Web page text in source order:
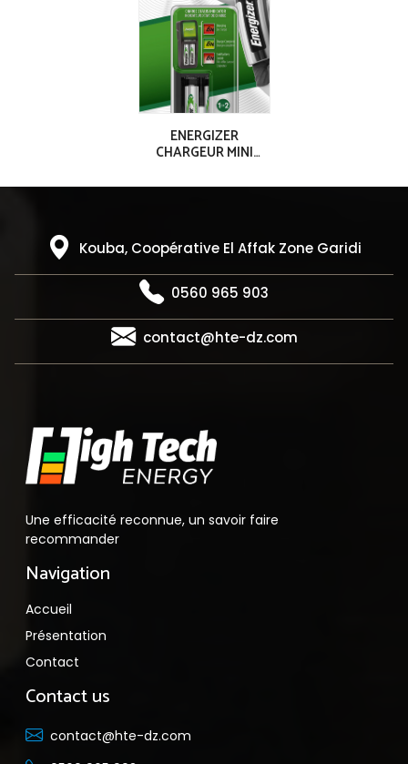
ENERGIZER
CHARGEUR MINI
mAh)
Kouba, Coopérative El Affak Zone Garidi
0560 965 903
contact@hte-dz.com
Une efficacité reconnue, un savoir faire
recommander
Navigation
Accueil
Présentation
Contact
Contact us
contact@hte-dz.com